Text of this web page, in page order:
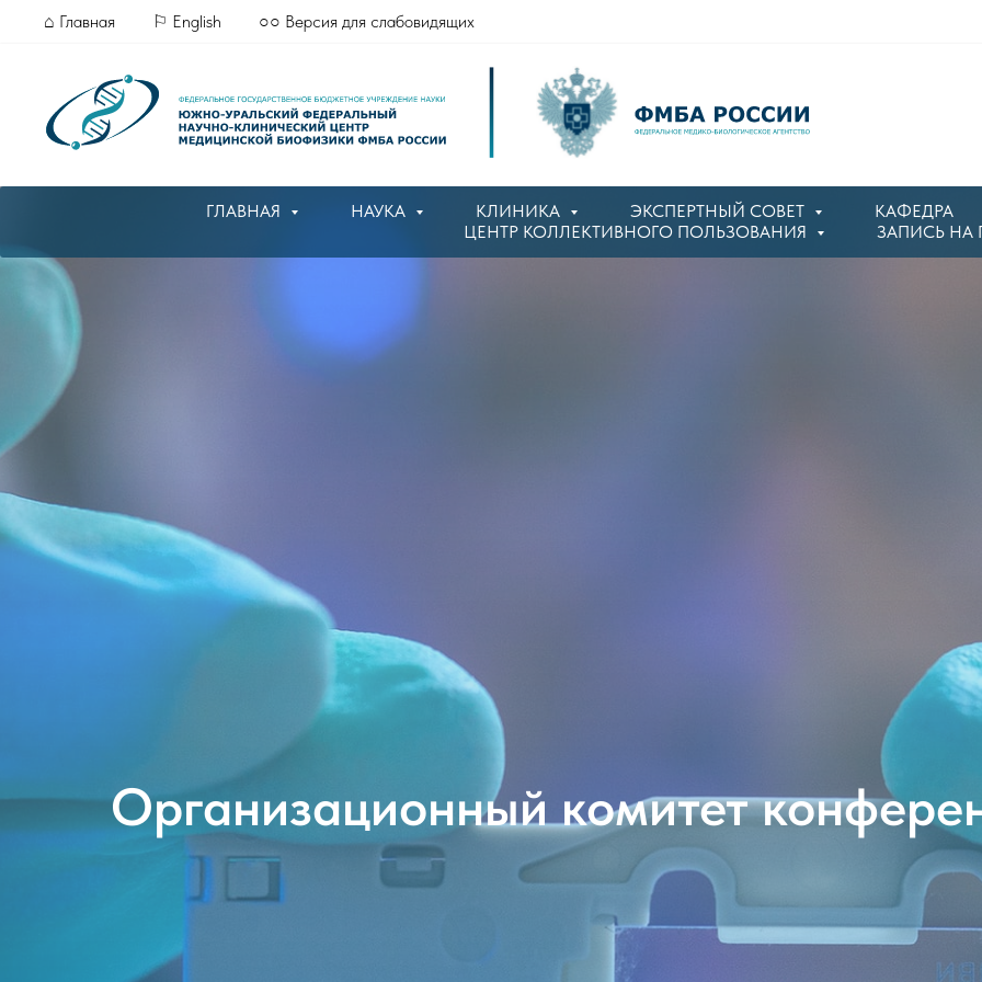
⌂ Главная ⚐ English ○○ Версия для слабовидящих
ГЛАВНАЯ НАУКА КЛИНИКА ЭКСПЕРТНЫЙ СОВЕТ
КАФЕДРА
ЦЕНТР КОЛЛЕКТИВНОГО ПОЛЬЗОВАНИЯ
ЗАПИСЬ НА
Организационный комитет